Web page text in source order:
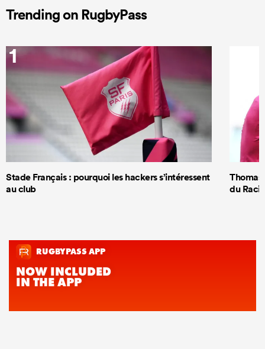
Trending on RugbyPass
1
Stade Français : pourquoi les hackers s’intéressent
au club
Thomas
du